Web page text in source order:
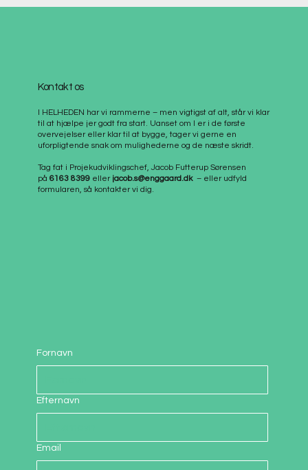
Kontakt os
I HELHEDEN har vi rammerne – men vigtigst af alt, står vi klar
til at hjælpe jer godt fra start. Uanset om I er i de første
overvejelser eller klar til at bygge, tager vi gerne en
uforpligtende snak om mulighederne og de næste skridt.
Tag fat i Projekudviklingschef, Jacob Futterup Sørensen
på6163 8399 eller jacob.s@enggaard.dk– eller udfyld
formularen, så kontakter vi dig.
Fornavn
Efternavn
Email